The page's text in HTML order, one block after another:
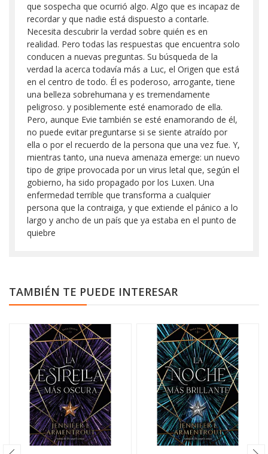
que sospecha que ocurrió algo. Algo que es incapaz de
recordar y que nadie está dispuesto a contarle.
Necesita descubrir la verdad sobre quién es en
realidad. Pero todas las respuestas que encuentra solo
conducen a nuevas preguntas. Su búsqueda de la
verdad la acerca todavía más a Luc, el Origen que está
en el centro de todo. Él es poderoso, arrogante, tiene
una belleza sobrehumana y es tremendamente
peligroso. y posiblemente esté enamorado de ella.
Pero, aunque Evie también se esté enamorando de él,
no puede evitar preguntarse si se siente atraído por
ella o por el recuerdo de la persona que una vez fue. Y,
mientras tanto, una nueva amenaza emerge: un nuevo
tipo de gripe provocada por un virus letal que, según el
gobierno, ha sido propagado por los Luxen. Una
enfermedad terrible que transforma a cualquier
persona que la contraiga, y que extiende el pánico a lo
largo y ancho de un país que ya estaba en el punto de
quiebre
TAMBIÉN TE PUEDE INTERESAR